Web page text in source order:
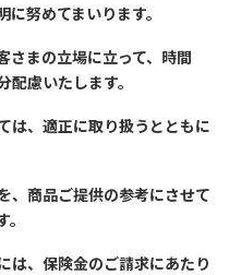
努めてまいります。
さまの立場に立って、時間
慮いたします。
は、適正に取り扱うとともに
、商品ご提供の参考にさせて
は、保険金のご請求にあたり